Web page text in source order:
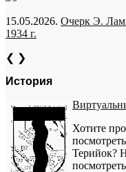
15.05.2026. Очерк Э.
1934 г.
❮ ❯
История
Хотите
Терийок?